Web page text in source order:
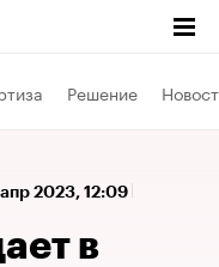
Решение
апр 2023, 12:09
в